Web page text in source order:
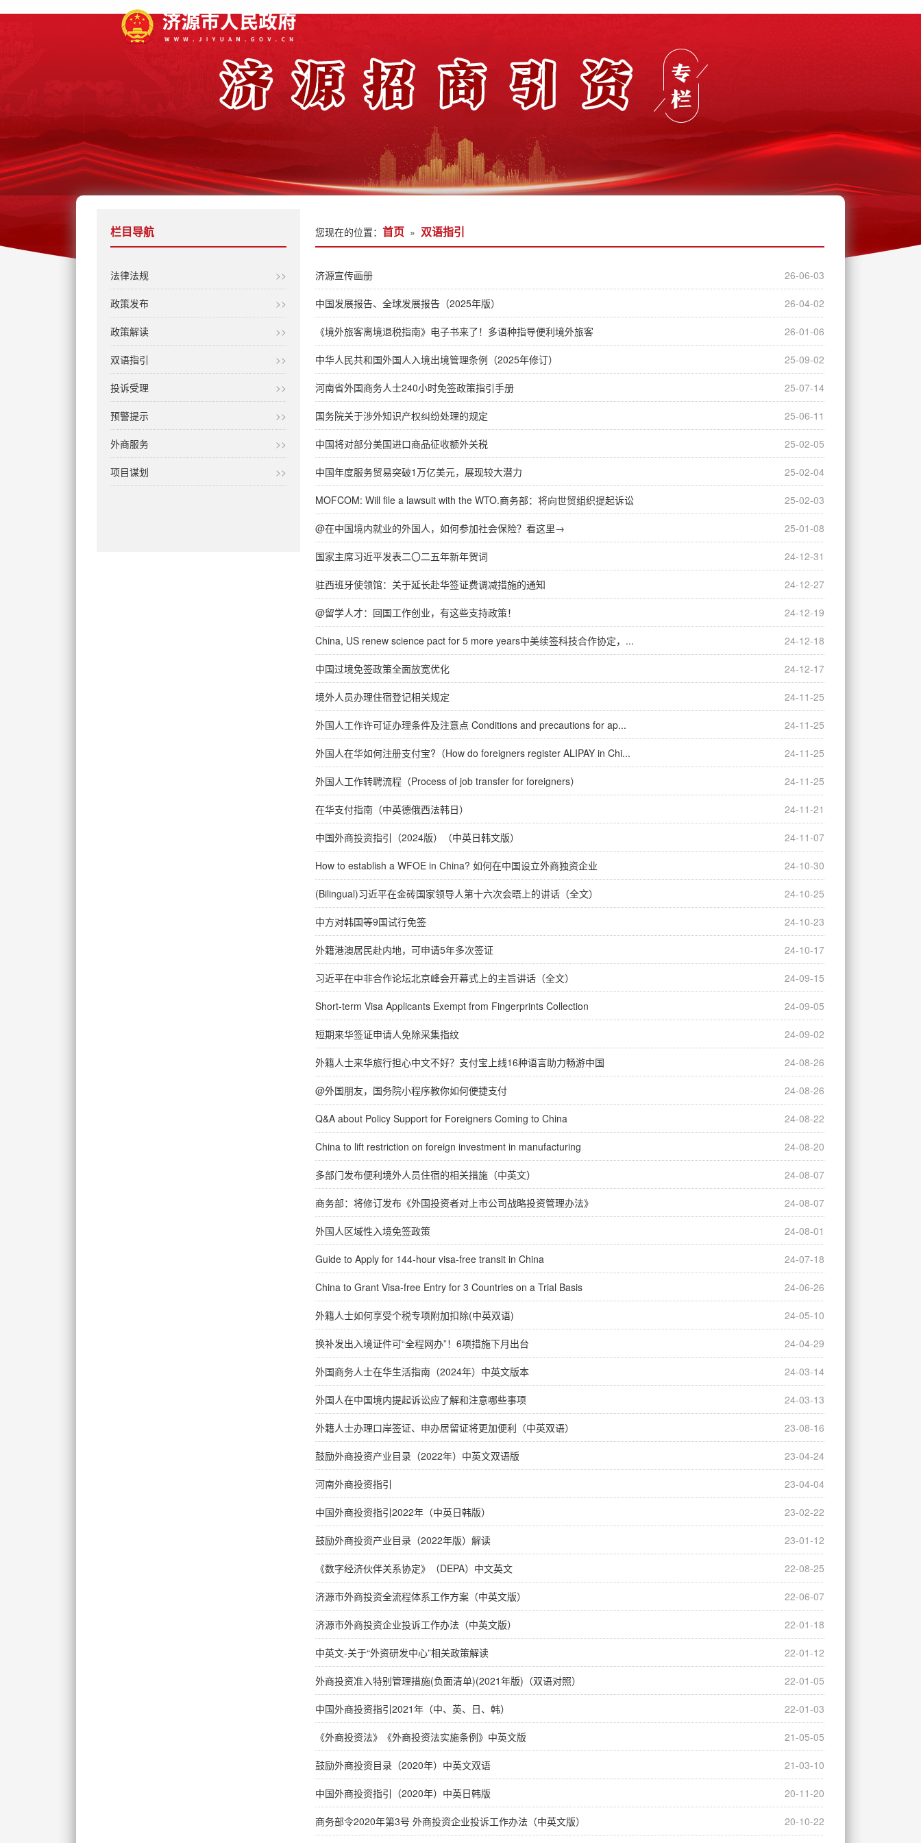
您现在的位置： 首页» 双语指引
济源宣传画册 26-06-03
中国发展报告、全球发展报告（2025年版） 26-04-02
《境外旅客离境退税指南》电子书来了！多语种指导便利境外旅客 26-01-06
中华人民共和国外国人入境出境管理条例（2025年修订） 25-09-02
河南省外国商务人士240小时免签政策指引手册 25-07-14
​国务院关于涉外知识产权纠纷处理的规定 25-06-11
中国将对部分美国进口商品征收额外关税 25-02-05
中国年度服务贸易突破1万亿美元，展现较大潜力 25-02-04
MOFCOM: Will file a lawsuit with the WTO.商务部：将向世贸组织提起诉讼 25-02-03
@在中国境内就业的外国人，如何参加社会保险？看这里→ 25-01-08
国家主席习近平发表二〇二五年新年贺词 24-12-31
驻西班牙使领馆：关于延长赴华签证费调减措施的通知 24-12-27
@留学人才：回国工作创业，有这些支持政策！ 24-12-19
China, US renew science pact for 5 more years中美续签科技合作协定，... 24-12-18
中国过境免签政策全面放宽优化 24-12-17
境外人员办理住宿登记相关规定 24-11-25
外国人工作许可证办理条件及注意点 Conditions and precautions for ap... 24-11-25
外国人在华如何注册支付宝?（How do foreigners register ALIPAY in Chi... 24-11-25
外国人工作转聘流程（Process of job transfer for foreigners） 24-11-25
在华支付指南（中英德俄西法韩日） 24-11-21
中国外商投资指引（2024版）（中英日韩文版） 24-11-07
How to establish a WFOE in China? 如何在中国设立外商独资企业 24-10-30
(Bilingual)习近平在金砖国家领导人第十六次会晤上的讲话（全文） 24-10-25
中方对韩国等9国试行免签 24-10-23
外籍港澳居民赴内地，可申请5年多次签证 24-10-17
习近平在中非合作论坛北京峰会开幕式上的主旨讲话（全文） 24-09-15
Short-term Visa Applicants Exempt from Fingerprints Collection 24-09-05
短期来华签证申请人免除采集指纹 24-09-02
外籍人士来华旅行担心中文不好？支付宝上线16种语言助力畅游中国 24-08-26
@外国朋友，国务院小程序教你如何便捷支付 24-08-26
Q&A about Policy Support for Foreigners Coming to China 24-08-22
China to lift restriction on foreign investment in manufacturing 24-08-20
多部门发布便利境外人员住宿的相关措施（中英文） 24-08-07
商务部：将修订发布《外国投资者对上市公司战略投资管理办法》 24-08-07
外国人区域性入境免签政策 24-08-01
Guide to Apply for 144-hour visa-free transit in China 24-07-18
China to Grant Visa-free Entry for 3 Countries on a Trial Basis 24-06-26
外籍人士如何享受个税专项附加扣除(中英双语) 24-05-10
换补发出入境证件可“全程网办”！6项措施下月出台 24-04-29
外国商务人士在华生活指南（2024年）中英文版本 24-03-14
外国人在中国境内提起诉讼应了解和注意哪些事项 24-03-13
外籍人士办理口岸签证、申办居留证将更加便利（中英双语） 23-08-16
鼓励外商投资产业目录（2022年）中英文双语版 23-04-24
河南外商投资指引 23-04-04
中国外商投资指引2022年（中英日韩版） 23-02-22
鼓励外商投资产业目录（2022年版）解读 23-01-12
《数字经济伙伴关系协定》（DEPA）中文英文 22-08-25
济源市外商投资全流程体系工作方案（中英文版） 22-06-07
济源市外商投资企业投诉工作办法（中英文版） 22-01-18
中英文-关于“外资研发中心”相关政策解读 22-01-12
外商投资准入特别管理措施(负面清单)(2021年版)（双语对照） 22-01-05
中国外商投资指引2021年（中、英、日、韩） 22-01-03
《外商投资法》《外商投资法实施条例》中英文版 21-05-05
鼓励外商投资目录（2020年）中英文双语 21-03-10
中国外商投资指引（2020年）中英日韩版 20-11-20
商务部令2020年第3号 外商投资企业投诉工作办法（中英文版） 20-10-22
栏目导航
法律法规 >>
政策发布 >>
政策解读 >>
双语指引 >>
投诉受理 >>
预警提示 >>
外商服务 >>
项目谋划 >>